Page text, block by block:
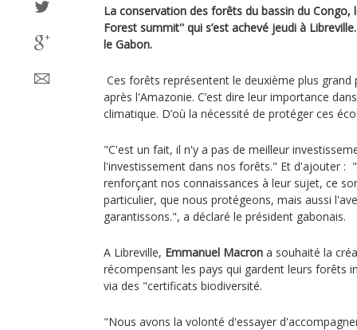
La conservation des forêts du bassin du
Forest summit'' qui s’est achevé jeudi à
le Gabon.
Ces forêts représentent le deuxième plus grand
après l'Amazonie. C’est dire leur importance
climatique. D’où la nécessité de protéger ces
"C'est un fait, il n'y a pas de meilleur
l'investissement dans nos forêts." Et d'ajouter :
renforçant nos connaissances à leur sujet, ce
particulier, que nous protégeons, mais aussi
garantissons.", a déclaré le président gabonais.
A Libreville, Emmanuel Macron a souhaité la
récompensant les pays qui gardent leurs forêts
via des "certificats biodiversité.
"Nous avons la volonté d'essayer